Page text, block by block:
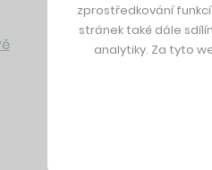
zprostředkování
stránek také dále
analytiky. Za tyto